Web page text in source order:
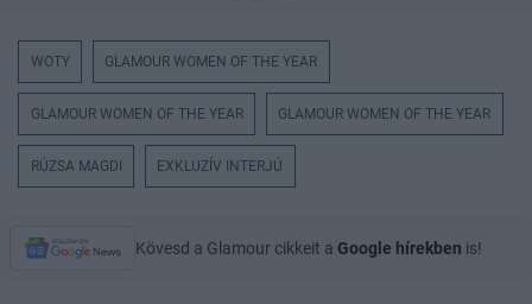
WOTY GLAMOUR WOMEN OF THE YEAR
GLAMOUR WOMEN OF THE YEAR GLAMOUR WOMEN OF THE YEAR
RÚZSA MAGDI EXKLUZÍV INTERJÚ
Kövesd a Glamour cikkeit a Google hírekben is!